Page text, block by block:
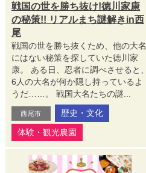
戦国の世を勝ち抜け!徳川家康
の秘策!! リアルまち謎解きin西
尾
戦国の世を勝ち抜くため、他の大名
にはない秘策を探していた徳川家
康。 ある日、忍者に調べさせると、
6人の大名が何か隠し持っているよ
うだ……。 戦国大名たちの謎...
西尾市
歴史・文化
体験・観光農園